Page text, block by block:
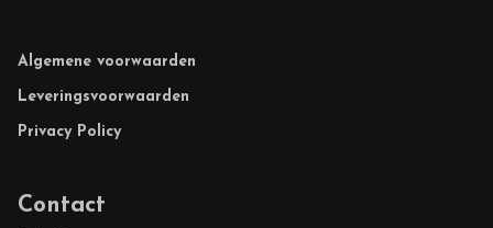
Footer
Algemene voorwaarden
Leveringsvoorwaarden
Privacy Policy
Contact